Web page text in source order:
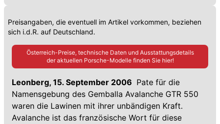
Preisangaben, die eventuell im Artikel vorkommen, beziehen
sich i.d.R. auf Deutschland.
Österreich-Preise, technische Daten und Ausstattungsdetails
der aktuellen Porsche-Modelle finden Sie hier!
Leonberg, 15. September 2006  Pate für die
Namensgebung des Gemballa Avalanche GTR 550
waren die Lawinen mit ihrer unbändigen Kraft.
Avalanche ist das französische Wort für diese